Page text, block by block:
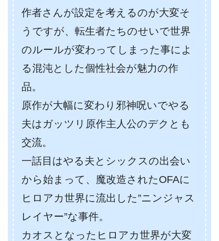
作者さんが設定を考えるのが大変そ
うですが、転生者たちのせいで世界
のルールが変わってしまった事によ
る混沌とした個性社会が魅力の作
品。
原作が大幅に変わり邪神呪いでやる
夫はガッツリ原作主人公のデクとも
交流。
一話目はやる夫とシックスの出会い
から始まって、魔改造されたOFAに
ヒロアカ世界に流出した”ニンジャス
レイヤー”な事件。
カオスとなったヒロアカ世界が大変